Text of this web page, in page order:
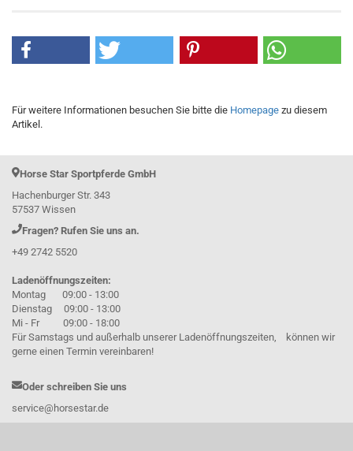
Für weitere Informationen besuchen Sie bitte die Homepage zu diesem
Artikel.
Horse Star Sportpferde GmbH
Hachenburger Str. 343
57537 Wissen
Fragen? Rufen Sie uns an.
+49 2742 5520
Ladenöffnungszeiten:
Montag 09:00 - 13:00
Dienstag 09:00 - 13:00
Mi - Fr 09:00 - 18:00
Für Samstags und außerhalb unserer Ladenöffnungszeiten, können wir
gerne einen Termin vereinbaren!
Oder schreiben Sie uns
service@horsestar.de